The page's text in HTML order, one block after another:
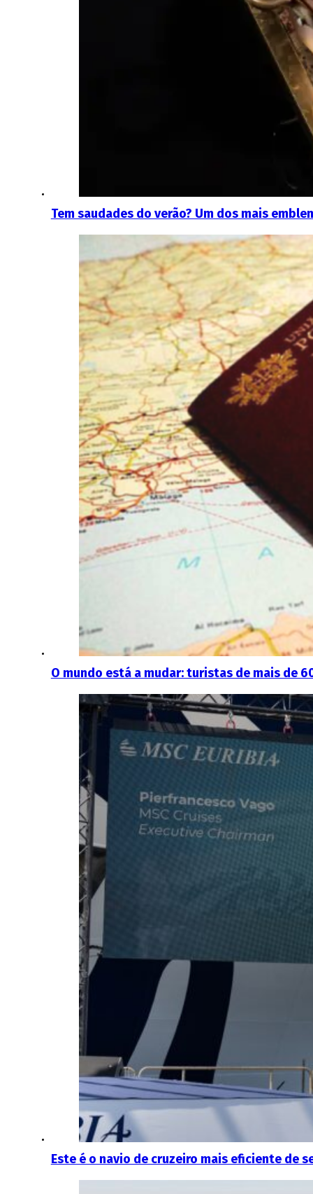
Tem saudades do verão? Um dos mais
O mundo está a mudar: turistas de mais de
Este é o navio de cruzeiro mais eficiente de